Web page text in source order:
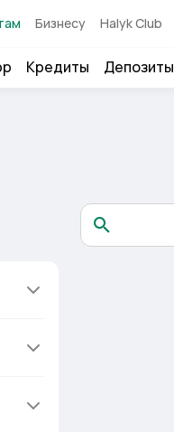
Бизнесу Halyk Club
Кредиты Депозиты